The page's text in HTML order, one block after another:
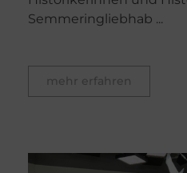
Semmeringliebhab ...
mehr erfahren